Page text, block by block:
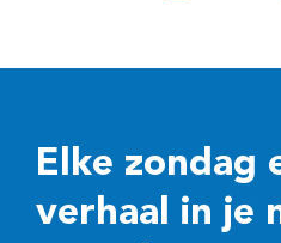
Elke zondag
verhaal in je